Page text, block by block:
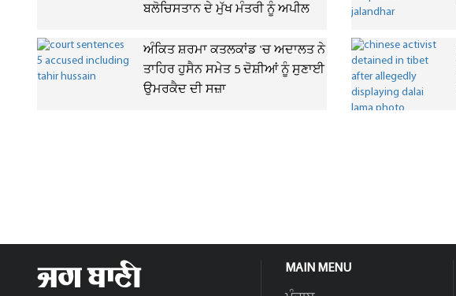
ਬਲੋਚਿਸਤਾਨ ਦੇ ਮੁੱਖ ਮੰਤਰੀ ਨੂੰ ਅਪੀਲ
ਅੰਕਿਤ ਸ਼ਰਮਾ ਕਤਲਕਾਂਡ 'ਚ ਅਦਾਲਤ ਨੇ
ਤਾਹਿਰ ਹੁਸੈਨ ਸਮੇਤ 5 ਦੋਸ਼ੀਆਂ ਨੂੰ ਸੁਣਾਈ
ਉਮਰਕੈਦ ਦੀ ਸਜ਼ਾ
MAIN MENU